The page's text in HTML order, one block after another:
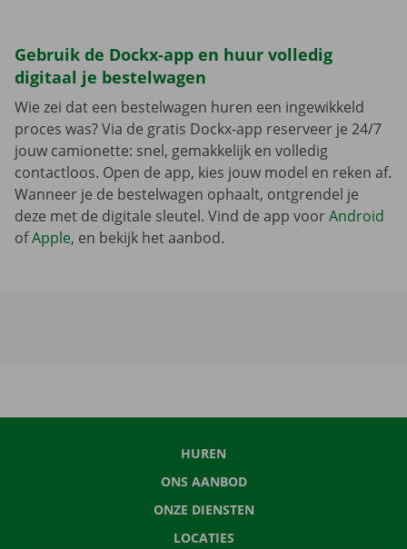
Gebruik de Dockx-app en huur volledig
digitaal je bestelwagen
Wie zei dat een bestelwagen huren een ingewikkeld
proces was? Via de gratis Dockx-app reserveer je 24/7
jouw camionette: snel, gemakkelijk en volledig
contactloos. Open de app, kies jouw model en reken af.
Wanneer je de bestelwagen ophaalt, ontgrendel je
deze met de digitale sleutel. Vind de app voorAndroid
ofApple, en bekijk het aanbod.
HUREN
ONS AANBOD
ONZE DIENSTEN
LOCATIES